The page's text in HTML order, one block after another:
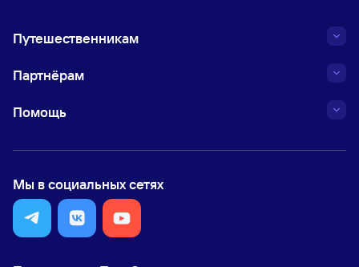
Путешественникам
Партнёрам
Помощь
Мы в социальных сетях